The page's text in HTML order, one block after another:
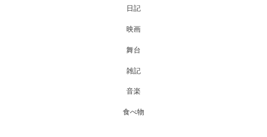
日記
映画
舞台
雑記
音楽
食べ物